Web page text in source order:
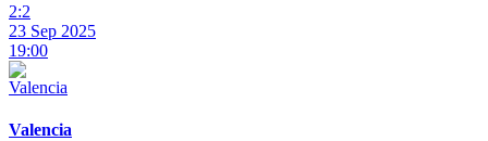
2:2
23 Sep 2025
19:00
Valencia